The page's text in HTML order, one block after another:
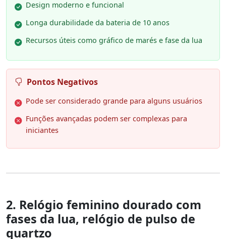
Design moderno e funcional
Longa durabilidade da bateria de 10 anos
Recursos úteis como gráfico de marés e fase da lua
Pontos Negativos
Pode ser considerado grande para alguns usuários
Funções avançadas podem ser complexas para
iniciantes
2. Relógio feminino dourado com
fases da lua, relógio de pulso de
quartzo